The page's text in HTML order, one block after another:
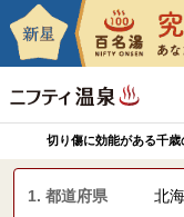
切り傷に効能がある千
1. 都道府県 北